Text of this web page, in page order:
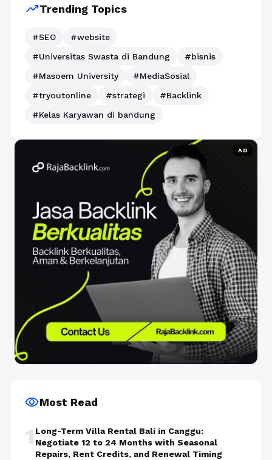
trending_upTrending Topics
#SEO
#website
#Universitas Swasta di Bandung
#bisnis
#Masoem University
#MediaSosial
#tryoutonline
#strategi
#Backlink
#Kelas Karyawan di bandung
AD
visibilityMost Read
1 Long-Term Villa Rental Bali in Canggu:
Negotiate 12 to 24 Months with Seasonal
Repairs, Rent Credits, and Renewal Timing